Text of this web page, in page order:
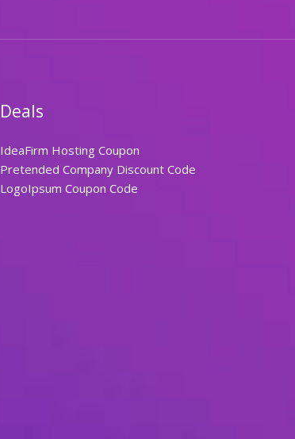
Deals
IdeaFirm Hosting Coupon
Pretended Company Discount Code
LogoIpsum Coupon Code